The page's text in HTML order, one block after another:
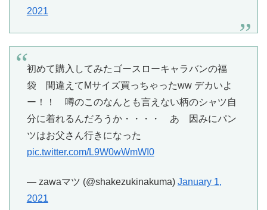
2021
初めて購入してみたゴースローキャラバンの福
袋 間違えてMサイズ買っちゃったww デカいよ
ー！！ 噂のこのなんとも言えない柄のシャツ自
分に着れるんだろうか・・・・ あ 因みにパン
ツはお父さん行きになった
pic.twitter.com/L9W0wWmWI0
— zawaマツ (@shakezukinakuma) January 1,
2021